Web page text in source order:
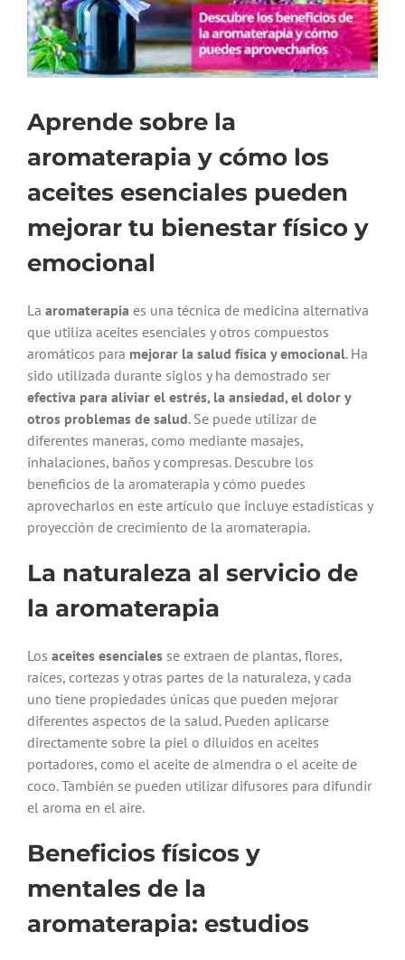
Aprende sobre la
aromaterapia y cómo los
aceites esenciales pueden
mejorar tu bienestar físico y
emocional
La aromaterapia es una técnica de medicina alternativa
que utiliza aceites esenciales y otros compuestos
aromáticos para mejorar la salud física y emocional. Ha
sido utilizada durante siglos y ha demostrado ser
efectiva para aliviar el estrés, la ansiedad, el dolor y
otros problemas de salud. Se puede utilizar de
diferentes maneras, como mediante masajes,
inhalaciones, baños y compresas. Descubre los
beneficios de la aromaterapia y cómo puedes
aprovecharlos en este artículo que incluye estadísticas y
proyección de crecimiento de la aromaterapia.
La naturaleza al servicio de
la aromaterapia
Los aceites esencialesse extraen de plantas, flores,
raíces, cortezas y otras partes de la naturaleza, y cada
uno tiene propiedades únicas que pueden mejorar
diferentes aspectos de la salud. Pueden aplicarse
directamente sobre la piel o diluidos en aceites
portadores, como el aceite de almendra o el aceite de
coco. También se pueden utilizar difusores para difundir
el aroma en el aire.
Beneficios físicos y
mentales de la
aromaterapia: estudios